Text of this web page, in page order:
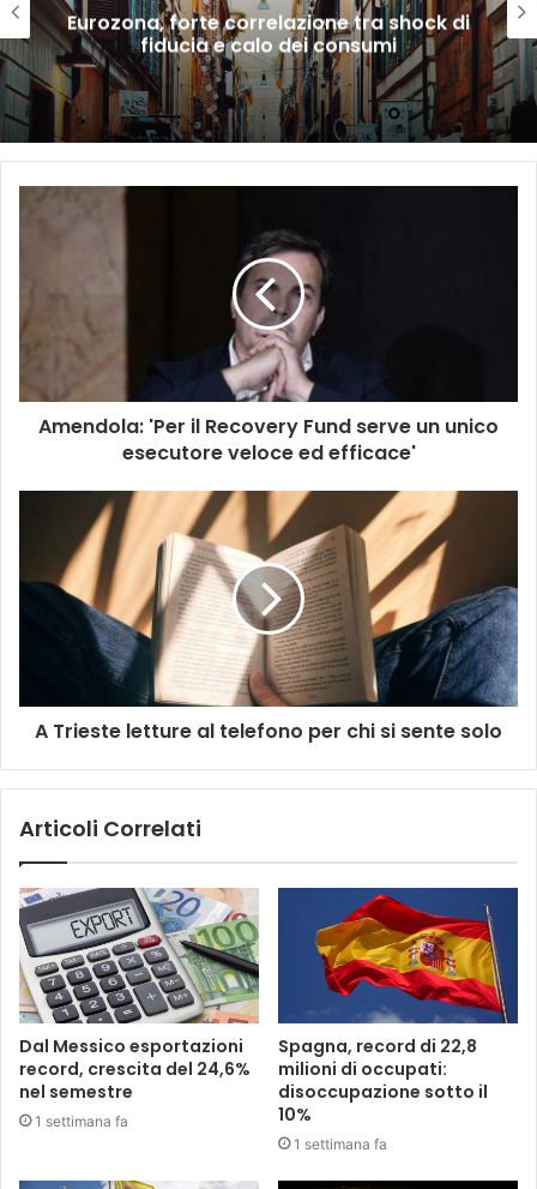
Eurozona, forte correlazione tra shock di
fiducia e calo dei consumi
Amendola: 'Per il Recovery Fund serve un unico
esecutore veloce ed efficace'
A Trieste letture al telefono per chi si sente solo
Articoli Correlati
Dal Messico esportazioni
record, crescita del 24,6%
nel semestre
1 settimana fa
Spagna, record di 22,8
milioni di occupati:
disoccupazione sotto il
10%
1 settimana fa